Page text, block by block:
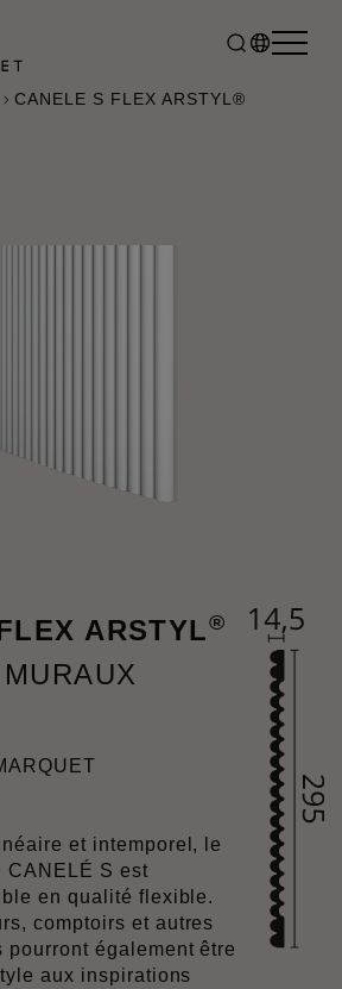
CANELE S FLEX ARSTYL®
ARSTYL®
et intemporel, le
CANELÉ S est
en qualité flexible.
comptoirs et autres
pourront également être
aux inspirations